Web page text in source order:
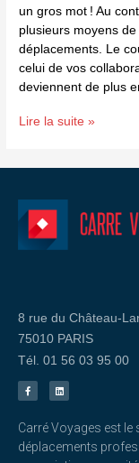
un gros mot ! Au
plusieurs moyens
déplacements. Le
celui de vos
deviennent de plus
Lire la suite »
8 rue du Château-
75010 PARIS
Tél. 01 56 03 95 00
Carré Voyages est le
déplacements